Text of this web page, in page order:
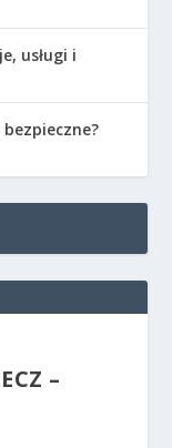
usługi i
–